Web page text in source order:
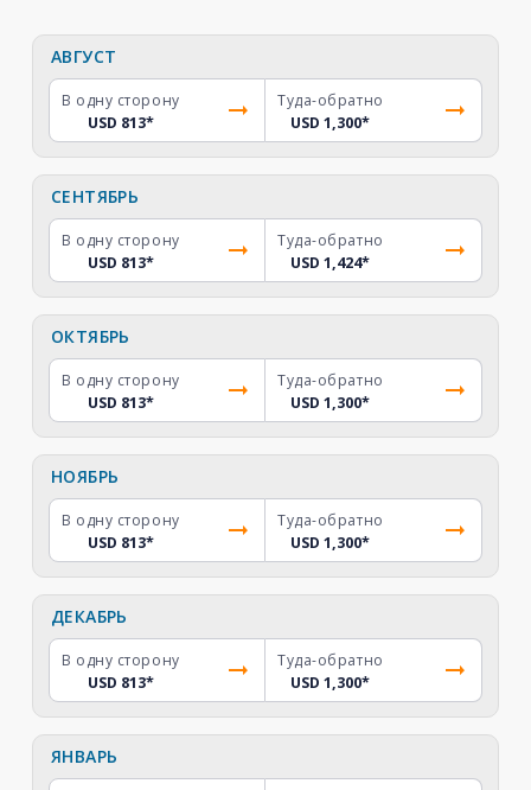
АВГУСТ
В одну сторону
USD 813*
Туда-обратно
USD 1,300*
СЕНТЯБРЬ
В одну сторону
USD 813*
Туда-обратно
USD 1,424*
ОКТЯБРЬ
В одну сторону
USD 813*
Туда-обратно
USD 1,300*
НОЯБРЬ
В одну сторону
USD 813*
Туда-обратно
USD 1,300*
ДЕКАБРЬ
В одну сторону
USD 813*
Туда-обратно
USD 1,300*
ЯНВАРЬ